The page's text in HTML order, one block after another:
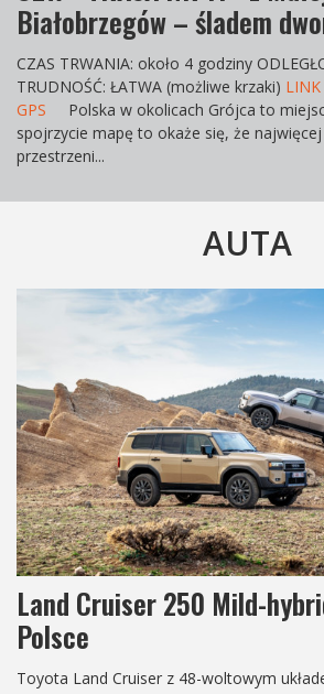
Białobrzegów – śladem
CZAS TRWANIA: około 4 godziny
TRUDNOŚĆ: ŁATWA (możliwe krzaki)
GPS
Polska w okolicach Grójca to
spojrzycie mapę to okaże się, że
przestrzeni...
AUTA
Land Cruiser 250 Arctic
Z okazji 40. rocznicy wprowadzenia
sprzedaży, światowi specjaliści od